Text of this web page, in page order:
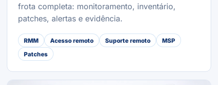
frota completa: monitoramento, inventário,
patches, alertas e evidência.
RMM Acesso remoto Suporte remoto
MSP
Patches